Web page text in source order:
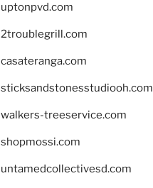
uptonpvd.com
2troublegrill.com
casateranga.com
sticksandstonesstudiooh.com
walkers-treeservice.com
shopmossi.com
untamedcollectivesd.com